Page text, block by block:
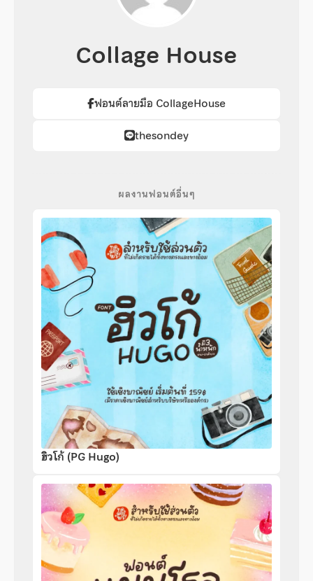
Collage House
ฟอนต์ลายมือ CollageHouse
thesondey
ผลงานฟอนต์อื่นๆ
ฮิวโก้ (PG Hugo)